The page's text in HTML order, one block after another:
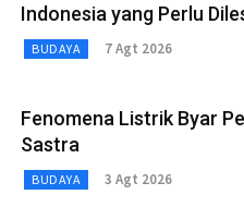
Indonesia yang Perlu
BUDAYA 7 Agt 2026
Fenomena Listrik Byar
Sastra
BUDAYA 3 Agt 2026